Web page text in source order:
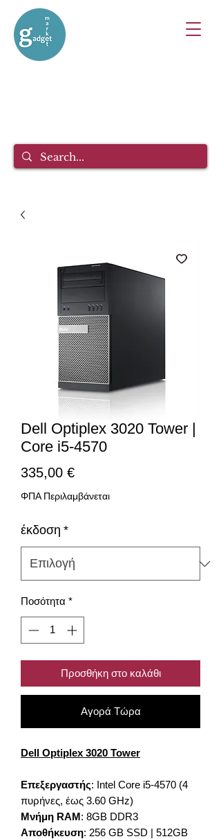
Dell Optiplex 3020 Tower |
Core i5-4570
335,00 €Τιμή
ΦΠΑ Περιλαμβάνεται
έκδοση *
Ποσότητα *
Προσθήκη στο καλάθι
Αγορά Τώρα
Dell Optiplex 3020 Tower
Επεξεργαστής: Intel Core i5-4570 (4
πυρήνες, έως 3.60 GHz)
Μνήμη RAM: 8GB DDR3
Αποθήκευση: 256 GB SSD | 512GB